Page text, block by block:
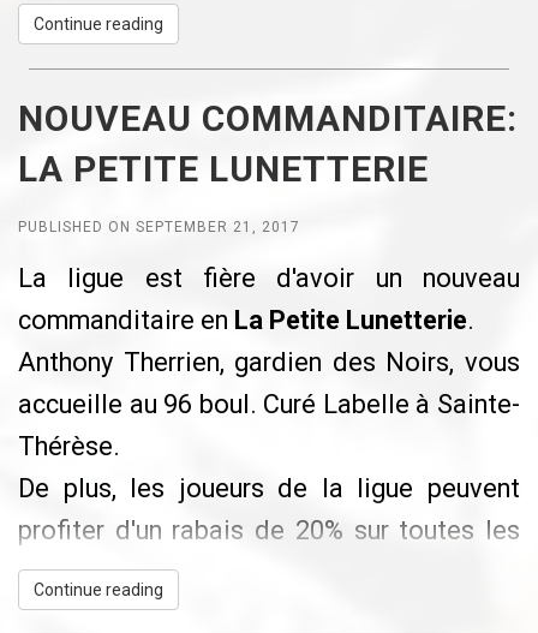
Alain Goyer de faire l'ascension du
Kilimandjaro et financer la recherche sur le
Félicitation à Frédéric Brisson qui a été
pigé au sort (par l'application Random
Name Picker).
Edit: Comme Frédéric ne pouvait pas y
aller, les billets ont finalement été remis à
Continue reading
NOUVEAU COMMANDITAIRE:
LA PETITE LUNETTERIE
PUBLISHED ON SEPTEMBER 21, 2017
La ligue est fière d'avoir un nouveau
commanditaire en La Petite Lunetterie.
Anthony Therrien, gardien des Noirs, vous
accueille au 96 boul. Curé Labelle à Sainte-
Thérèse.
De plus, les joueurs de la ligue peuvent
profiter d'un rabais de 20% sur toutes les
lunettes en magasin (claires ou solaires).
Continue reading